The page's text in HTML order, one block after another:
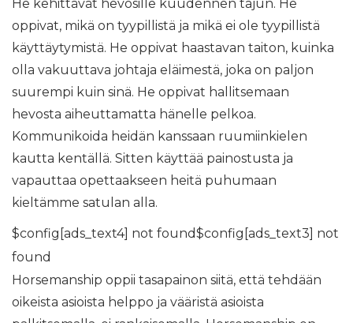
He kehittävät hevosille kuudennen tajun. He
oppivat, mikä on tyypillistä ja mikä ei ole tyypillistä
käyttäytymistä. He oppivat haastavan taiton, kuinka
olla vakuuttava johtaja eläimestä, joka on paljon
suurempi kuin sinä. He oppivat hallitsemaan
hevosta aiheuttamatta hänelle pelkoa.
Kommunikoida heidän kanssaan ruumiinkielen
kautta kentällä. Sitten käyttää painostusta ja
vapauttaa opettaakseen heitä puhumaan
kieltämme satulan alla.
$config[ads_text4] not found$config[ads_text3] not
found
Horsemanship oppii tasapainon siitä, että tehdään
oikeista asioista helppo ja vääristä asioista